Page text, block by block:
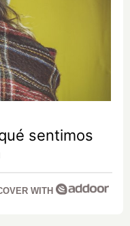
sentimos
WITH